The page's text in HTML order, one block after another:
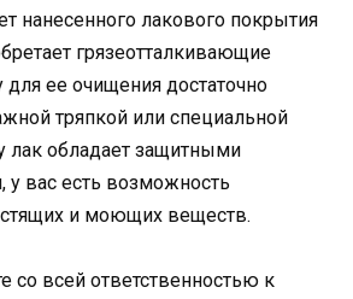
нанесенного лакового покрытия
грязеотталкивающие
для ее очищения достаточно
тряпкой или специальной
лак обладает защитными
у вас есть возможность
и моющих веществ.
со всей ответственностью к